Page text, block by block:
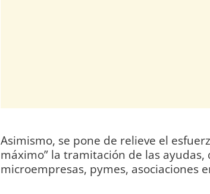
Asimismo, se pone de relieve el
máximo” la tramitación de las
microempresas, pymes, asociaciones